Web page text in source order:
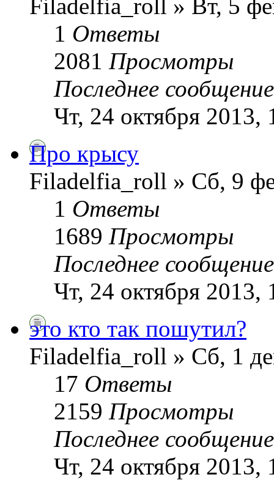
Filadelfia_roll » Вт, 5
1 Ответы
2081 Просмотры
Последнее
Чт, 24 октября 2013,
Про крысу
Filadelfia_roll » Сб, 9
1 Ответы
1689 Просмотры
Последнее
Чт, 24 октября 2013,
это кто так пошутил?
Filadelfia_roll » Сб, 1
17 Ответы
2159 Просмотры
Последнее
Чт, 24 октября 2013,